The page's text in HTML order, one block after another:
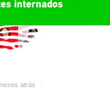
atrás